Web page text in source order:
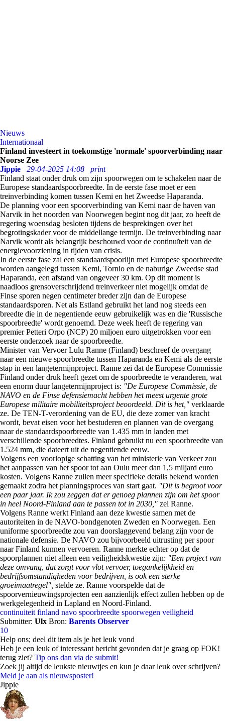
Nieuws
Internationaal
Finland investeert in toekomstige 'normale' spoorverbinding naar
Noorse Zee
Jippie
29-04-2025 14:08
print
Finland staat onder druk om zijn spoorwegen om te schakelen naar de
Europese standaardspoorbreedte. In de eerste fase moet er een
treinverbinding komen tussen Kemi en het Zweedse Haparanda.
De planning voor een spoorverbinding van Kemi naar de haven van
Narvik in het noorden van Noorwegen begint nog dit jaar, zo heeft de
regering woensdag besloten tijdens de besprekingen over het
begrotingskader voor de middellange termijn. De treinverbinding naar
Narvik wordt als belangrijk beschouwd voor de continuïteit van de
energievoorziening in tijden van crisis.
In de eerste fase zal een standaardspoorlijn met Europese spoorbreedte
worden aangelegd tussen Kemi, Tornio en de naburige Zweedse stad
Haparanda, een afstand van ongeveer 30 km. Op dit moment is
naadloos grensoverschrijdend treinverkeer niet mogelijk omdat de
Finse sporen negen centimeter breder zijn dan de Europese
standaardsporen. Net als Estland gebruikt het land nog steeds een
breedte die in de negentiende eeuw gebruikelijk was en die 'Russische
spoorbreedte' wordt genoemd. Deze week heeft de regering van
premier Petteri Orpo (NCP) 20 miljoen euro uitgetrokken voor een
eerste onderzoek naar de spoorbreedte.
Minister van Vervoer Lulu Ranne (Finland) beschreef de overgang
naar een nieuwe spoorbreedte tussen Haparanda en Kemi als de eerste
stap in een langetermijnproject. Ranne zei dat de Europese Commissie
Finland onder druk heeft gezet om de spoorbreedte te veranderen, wat
een enorm duur langetermijnproject is: "De Europese Commissie, de
NAVO en de Finse defensiemacht hebben het meest urgente grote
Europese militaire mobiliteitsproject beoordeeld. Dit is het," verklaarde
ze. De TEN-T-verordening van de EU, die deze zomer van kracht
wordt, bevat eisen voor het bestuderen en plannen van de overgang
naar de standaardspoorbreedte van 1.435 mm in landen met
verschillende spoorbreedtes. Finland gebruikt nu een spoorbreedte van
1.524 mm, die dateert uit de negentiende eeuw.
Volgens een voorlopige schatting van het ministerie van Verkeer zou
het aanpassen van het spoor tot aan Oulu meer dan 1,5 miljard euro
kosten. Volgens Ranne zullen meer specifieke details bekend worden
gemaakt zodra het planningsproces van start gaat. "Dit is begroot voor
een paar jaar. Ik zou zeggen dat er genoeg plannen zijn om het spoor
in heel Noord-Finland aan te passen tot in 2030," zei Ranne.
Volgens Ranne werkt Finland aan deze kwestie samen met de
autoriteiten in de NAVO-bondgenoten Zweden en Noorwegen. Een
uniforme spoorbreedte zou van doorslaggevend belang zijn voor de
nationale defensie. De NAVO zou bijvoorbeeld uitrusting per spoor
naar Finland kunnen vervoeren. Ranne merkte echter op dat de
spoorplannen niet alleen een veiligheidskwestie zijn: "Een project van
deze omvang, dat zorgt voor vlot vervoer, toegankelijkheid en
bedrijfsomstandigheden voor bedrijven, is ook een sterke
groeimaatregel", stelde ze. Ranne voorspelde dat de
spoorvernieuwingsprojecten een aanzienlijk effect zullen hebben op de
werkgelegenheid in Lapland en Noord-Finland.
continuiteit finland navo spoorbreedte spoorwegen veiligheid
Submitter: Ulx Bron: Barents Observer
10
Help ons; deel dit item als je het leuk vond
Heb je een leuk of interessant bericht gevonden dat je graag op FOK!
terug ziet? Tip ons dan via de submit!
Zoek jij altijd de leukste nieuwtjes en kun je daar leuk over schrijven?
Meld je aan als nieuwsposter!
Jippie